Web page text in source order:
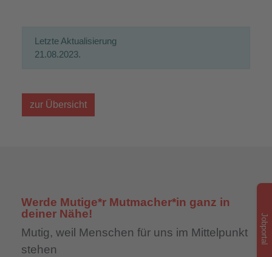
Letzte Aktualisierung
21.08.2023.
zur Übersicht
Werde Mutige*r Mutmacher*in ganz in
deiner Nähe!
Mutig, weil Menschen für uns im Mittelpunkt
stehen
Jobportal